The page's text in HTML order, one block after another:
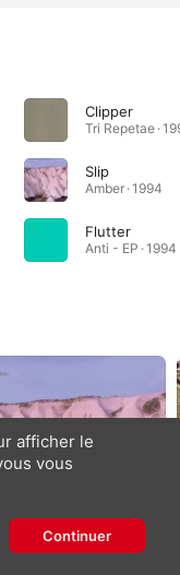
Clipper
Tri Repetae ·
Slip
Amber · 1994
Flutter
Anti - EP · 1994
afficher le
vous
Continuer